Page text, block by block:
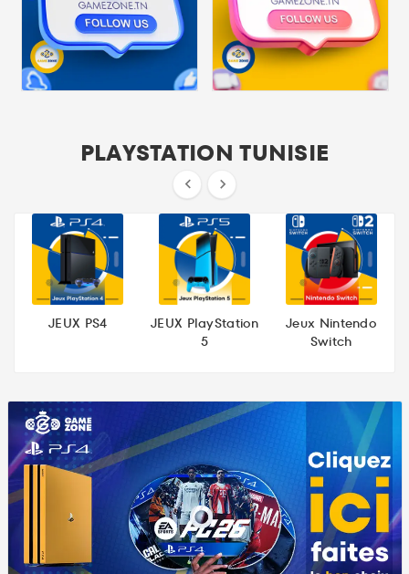
PLAYSTATION TUNISIE
 
JEUX PS4
JEUX PlayStation
5
Jeux Nintendo
Switch